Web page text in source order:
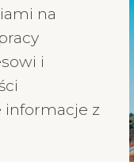
na
i
informacje z